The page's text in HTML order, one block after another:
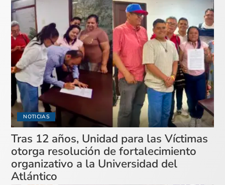
NOTICIAS
Tras 12 años, Unidad para las Víctimas
otorga resolución de fortalecimiento
organizativo a la Universidad del
Atlántico